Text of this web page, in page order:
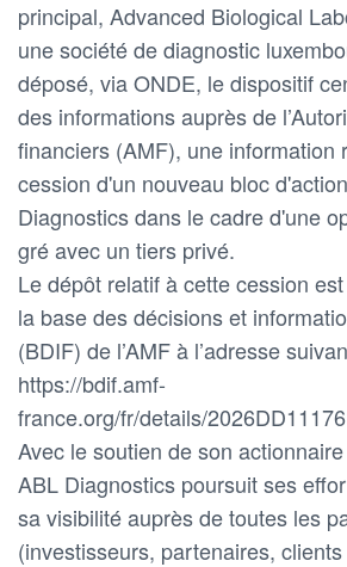
principal, Advanced Biological
une société de diagnostic
déposé, via ONDE, le dispositif
des informations auprès de
financiers (AMF), une information
cession d'un nouveau bloc
Diagnostics dans le cadre d'une
gré avec un tiers privé.
Le dépôt relatif à cette cession
la base des décisions et
(BDIF) de l’AMF à l’adresse
https://bdif.amf-
france.org/fr/details/
Avec le soutien de son
ABL Diagnostics poursuit ses
sa visibilité auprès de toutes les
(investisseurs, partenaires,